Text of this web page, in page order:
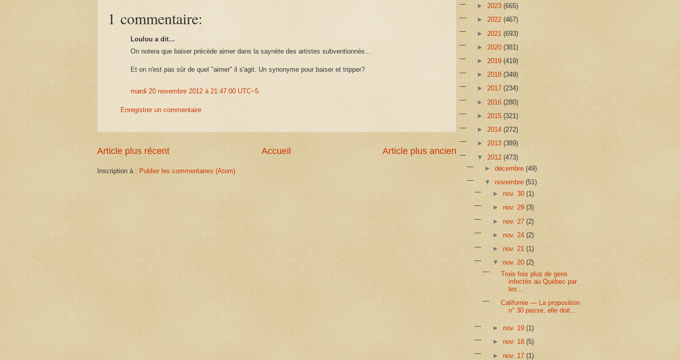
1 commentaire:
Loulou a dit…
On notera que baiser précède aimer dans la saynète des artistes subventionnés...
Et on n'est pas sûr de quel "aimer" il s'agit. Un synonyme pour baiser et tripper?
mardi 20 novembre 2012 à 21:47:00 UTC−5
Enregistrer un commentaire
Article plus récent Article plus ancien
Accueil
Inscription à : Publier les commentaires (Atom)
► 2023 (665)
► 2022 (467)
► 2021 (693)
► 2020 (381)
► 2019 (419)
► 2018 (349)
► 2017 (234)
► 2016 (280)
► 2015 (321)
► 2014 (272)
► 2013 (389)
▼ 2012 (473)
►décembre(49)
▼novembre(51)
► nov. 30 (1)
► nov. 29 (3)
► nov. 27 (2)
► nov. 24 (2)
► nov. 21 (1)
▼ nov. 20 (2)
Trois fois plus de gens
infectés au Québec par
les...
Californie — La proposition
n° 30 passe, elle doit...
► nov. 19 (1)
► nov. 18 (5)
► nov. 17 (1)